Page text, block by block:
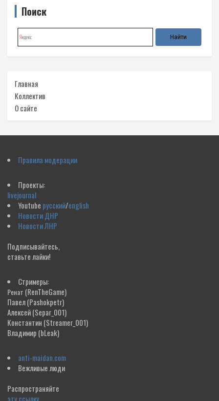
Поиск
Главная
Коллектив
О сайте
Правила модерации
Проекты:
livejournal
Youtube русский/english
Новости ДНР
Новости ЛНР
Подписывайтесь,
ставьте лайки!
Стримеры:
Ренат (RenTheGame)
Павел(Pashokpetr)
Алексей(Separ_001)
Константин (Streamer_001)
Владимир (bLeak)
anti-maidan.com
Вежливые люди
Распространяйте
эту ссылку